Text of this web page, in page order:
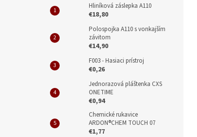
Hliníková záslepka A110
€18,80
Polospojka A110 s vonkajším
závitom
€14,90
F003 - Hasiaci prístroj
€0,26
Jednorazová pláštenka CXS
ONETIME
€0,94
Chemické rukavice
ARDON®CHEM TOUCH 07
€1,77